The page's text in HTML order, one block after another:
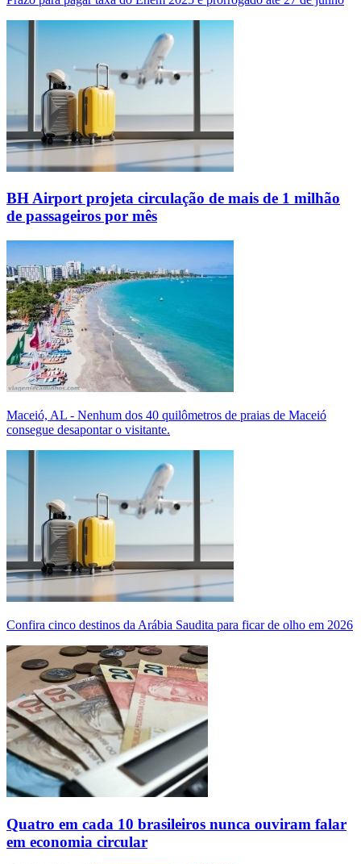
BH Airport projeta circulação de mais de 1 milhão
de passageiros por mês
Maceió, AL - Nenhum dos 40 quilômetros de praias de Maceió
consegue desapontar o visitante.
Confira cinco destinos da Arábia Saudita para ficar de olho em 2026
Quatro em cada 10 brasileiros nunca ouviram falar
em economia circular